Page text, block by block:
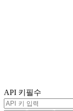
API 키 필수